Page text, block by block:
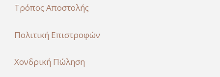
Τρόπος Αποστολής
Πολιτική Επιστροφών
Χονδρική Πώληση